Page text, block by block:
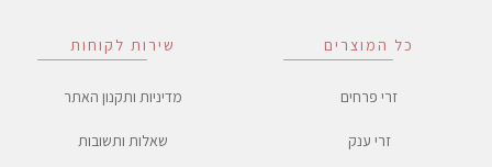
כל המוצרים
זרי פרחים
זרי ענק
שירות לקוחות
מדיניות ותקנון האתר
שאלות ותשובות